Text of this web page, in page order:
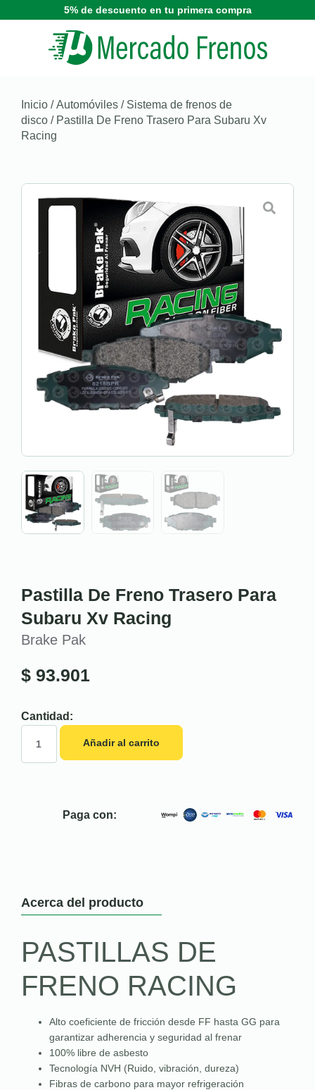
5% de descuento en tu primera compra
Inicio /Automóviles / Sistema de frenos de
disco / Pastilla De Freno Trasero Para Subaru Xv
Racing
Pastilla De Freno Trasero Para
Subaru Xv Racing
Brake Pak
$ 93.901
Cantidad:
Añadir al carrito
Paga con:
Acerca del producto
PASTILLAS DE
FRENO RACING
Alto coeficiente de fricción desde FF hasta GG para
garantizar adherencia y seguridad al frenar
100% libre de asbesto
Tecnología NVH (Ruido, vibración, dureza)
Fibras de carbono para mayor refrigeración